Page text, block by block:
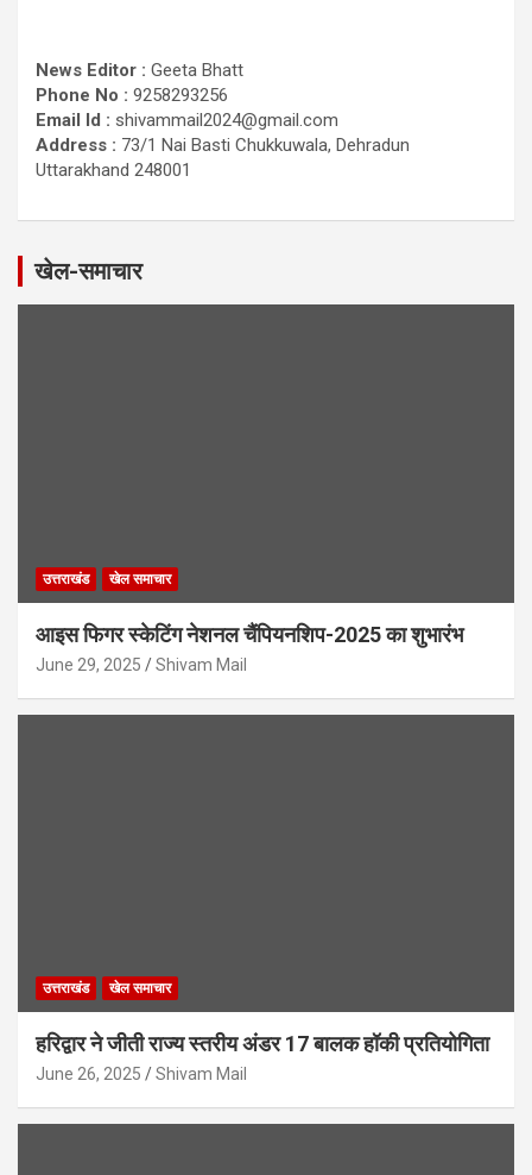
News Editor : Geeta Bhatt
Phone No : 9258293256
Email Id : shivammail2024@gmail.com
Address : 73/1 Nai Basti Chukkuwala, Dehradun
Uttarakhand 248001
खेल-समाचार
उत्तराखंड खेल समाचार
आइस फिगर स्केटिंग नेशनल चैंपियनशिप-2025 का शुभारंभ
June 29, 2025 Shivam Mail
उत्तराखंड खेल समाचार
हरिद्वार ने जीती राज्य स्तरीय अंडर 17 बालक हॉकी प्रतियोगिता
June 26, 2025 Shivam Mail